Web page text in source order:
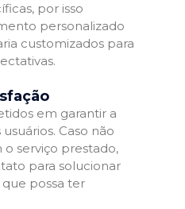
por isso
personalizado
customizados para
em garantir a
Caso não
o serviço prestado,
para solucionar
possa ter